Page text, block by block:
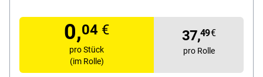
0,04 €
pro Stück
(im Rolle)
37,49€
pro Rolle